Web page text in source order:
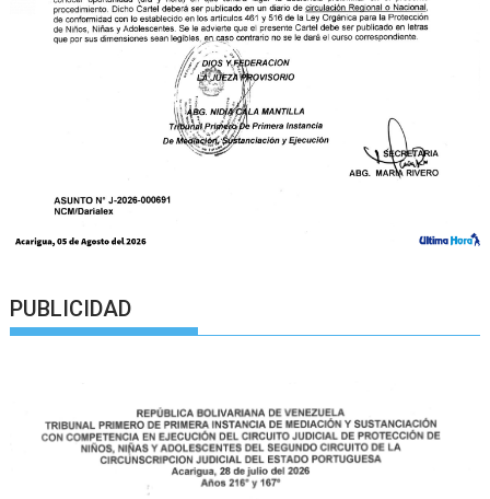
PUBLICIDAD